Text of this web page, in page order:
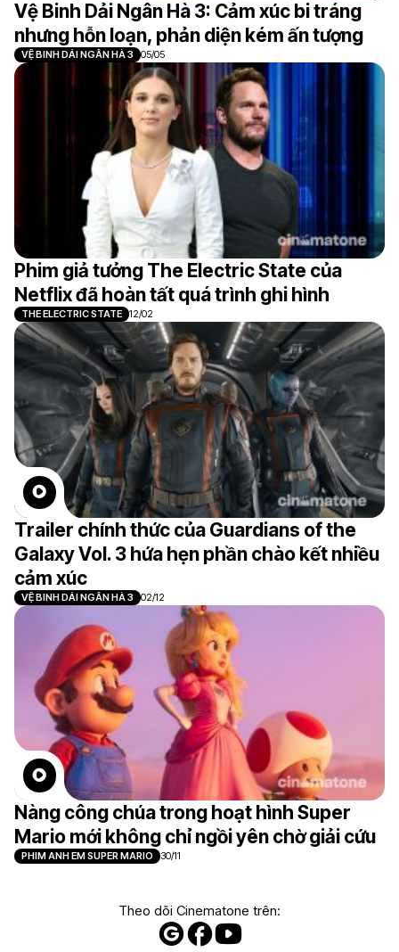
Vệ Binh Dải Ngân Hà 3: Cảm xúc bi tráng
nhưng hỗn loạn, phản diện kém ấn tượng
VỆ BINH DẢI NGÂN HÀ 3 05/05
Phim giả tưởng The Electric State của
Netflix đã hoàn tất quá trình ghi hình
THE ELECTRIC STATE 12/02
Trailer chính thức của Guardians of the
Galaxy Vol. 3 hứa hẹn phần chào kết nhiều
cảm xúc
VỆ BINH DẢI NGÂN HÀ 3 02/12
Nàng công chúa trong hoạt hình Super
Mario mới không chỉ ngồi yên chờ giải cứu
PHIM ANH EM SUPER MARIO 30/11
Theo dõi Cinematone trên: